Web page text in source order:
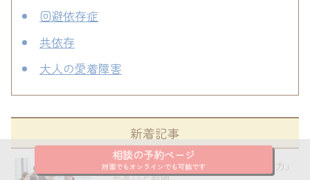
回避依存症
共依存
大人の愛着障害
新着記事
HSPは経営者に必要な「社会的推論能力」
相談の予約ページ